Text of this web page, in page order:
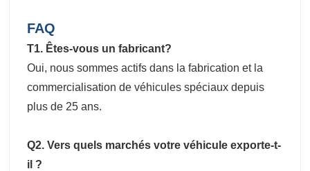
FAQ
T1. Êtes-vous un fabricant?
Oui, nous sommes actifs dans la fabrication et la
commercialisation de véhicules spéciaux depuis
plus de 25 ans.
Q2. Vers quels marchés votre véhicule exporte-t-
il ?